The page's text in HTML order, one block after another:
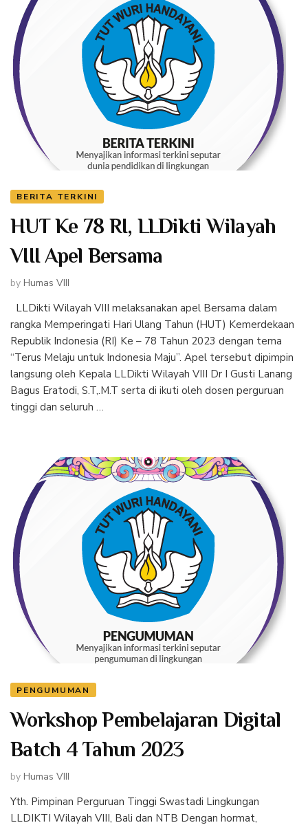
BERITA TERKINI
HUT Ke 78 RI, LLDikti Wilayah
VIII Apel Bersama
by Humas VIII
LLDikti Wilayah VIII melaksanakan apel Bersama dalam
rangka Memperingati Hari Ulang Tahun (HUT) Kemerdekaan
Republik Indonesia (RI) Ke – 78 Tahun 2023 dengan tema
“Terus Melaju untuk Indonesia Maju”. Apel tersebut dipimpin
langsung oleh Kepala LLDikti Wilayah VIII Dr I Gusti Lanang
Bagus Eratodi, S.T,.M.T serta di ikuti oleh dosen perguruan
tinggi dan seluruh …
PENGUMUMAN
Workshop Pembelajaran Digital
Batch 4 Tahun 2023
by Humas VIII
Yth. Pimpinan Perguruan Tinggi Swastadi Lingkungan
LLDIKTI Wilayah VIII, Bali dan NTB Dengan hormat,